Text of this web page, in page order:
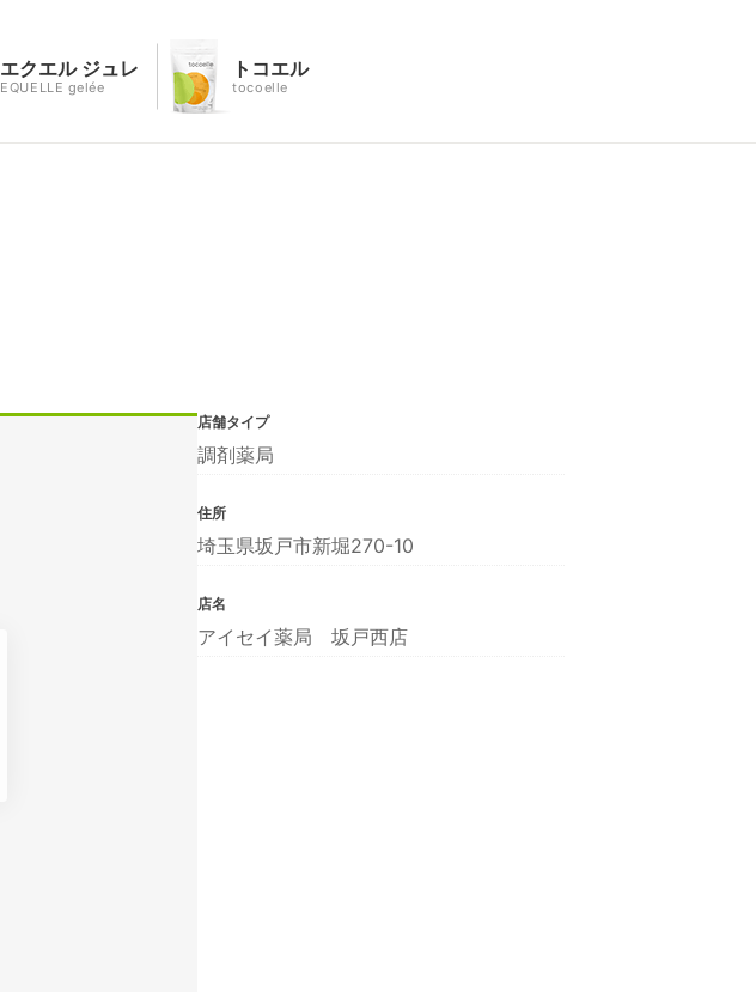
エクエル ジュレ
EQUELLE gelée
トコエル
tocoelle
店舗タイプ
調剤薬局
住所
埼玉県坂戸市新堀270-10
店名
アイセイ薬局 坂戸西店